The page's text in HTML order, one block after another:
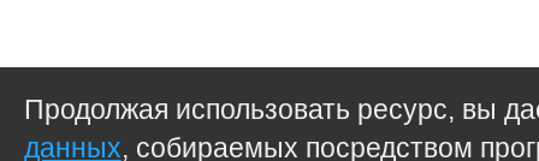
Продолжая использовать ресурс, вы
данных, собираемых посредством